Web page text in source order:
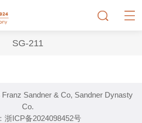
SG-211
Sandner & Co, Sandner Dynasty
Co.
浙ICP备2024098452号